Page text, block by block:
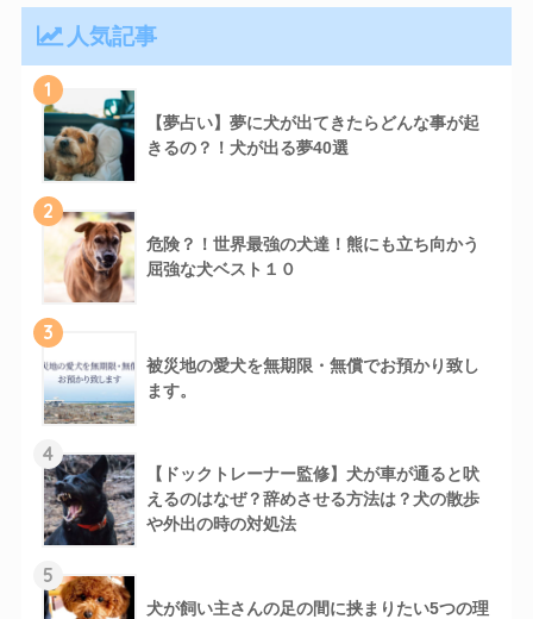
人気記事
1
【夢占い】夢に犬が出てきたらどんな事が起
きるの？！犬が出る夢40選
2
危険？！世界最強の犬達！熊にも立ち向かう
屈強な犬ベスト１０
3
被災地の愛犬を無期限・無償でお預かり致し
ます。
4
【ドックトレーナー監修】犬が車が通ると吠
えるのはなぜ？辞めさせる方法は？犬の散歩
や外出の時の対処法
5
犬が飼い主さんの足の間に挟まりたい5つの理